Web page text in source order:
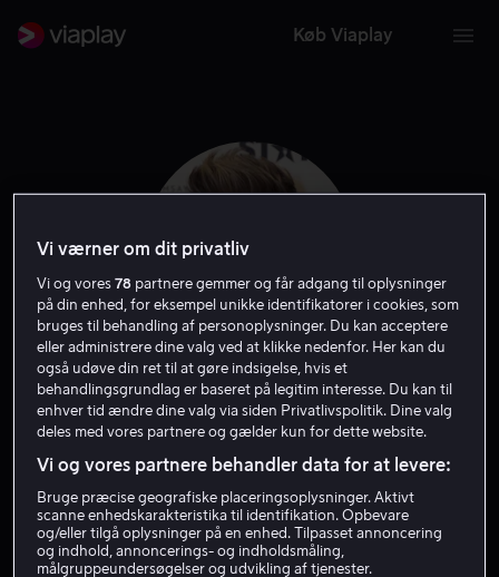
Køb Viaplay
Gordon Ramsay
Filmproducent Stemme
Vi værner om dit privatliv
Vi og vores78 partnere gemmer og får adgang til oplysninger
på din enhed, for eksempel unikke identifikatorer i cookies, som
bruges til behandling af personoplysninger. Du kan acceptere
eller administrere dine valg ved at klikke nedenfor. Her kan du
også udøve din ret til at gøre indsigelse, hvis et
behandlingsgrundlag er baseret på legitim interesse. Du kan til
enhver tid ændre dine valg via siden Privatlivspolitik. Dine valg
deles med vores partnere og gælder kun for dette website.
Vi og vores partnere behandler data for at levere:
Bruge præcise geografiske placeringsoplysninger. Aktivt
scanne enhedskarakteristika til identifikation. Opbevare
og/eller tilgå oplysninger på en enhed. Tilpasset annoncering
og indhold, annoncerings- og indholdsmåling,
målgruppeundersøgelser og udvikling af tjenester.